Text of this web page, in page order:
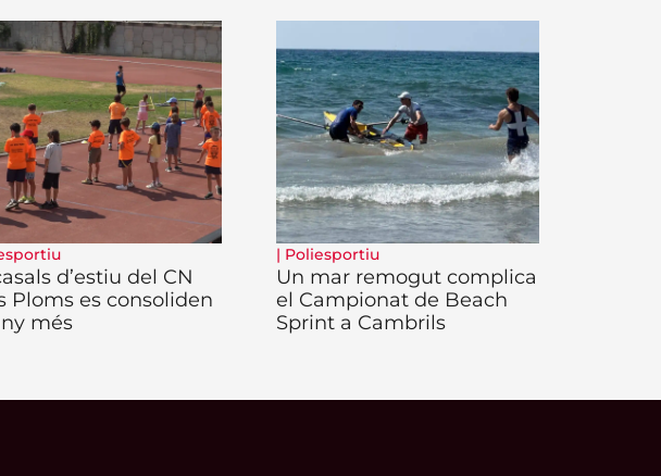
d’estiu del CN
Ploms es consoliden
més
| Poliesportiu
Un mar remogut complica
el Campionat de Beach
Sprint a Cambrils